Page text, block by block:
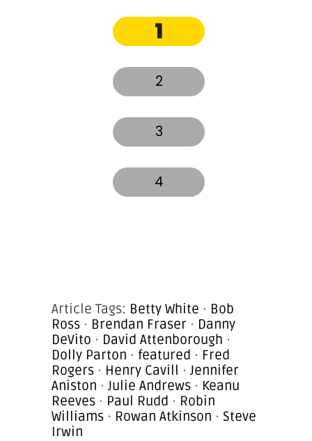
1
2
3
4
Article Tags: Betty White · Bob
Ross · Brendan Fraser · Danny
DeVito · David Attenborough ·
Dolly Parton · featured · Fred
Rogers · Henry Cavill · Jennifer
Aniston · Julie Andrews · Keanu
Reeves · Paul Rudd · Robin
Williams · Rowan Atkinson · Steve
Irwin